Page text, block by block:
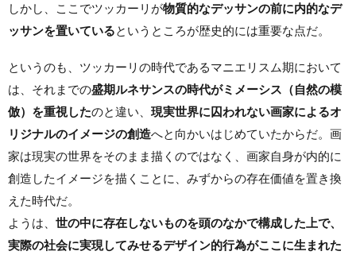
しかし、ここでツッカーリが物質的なデッサンの前に内的なデ
ッサンを置いているというところが歴史的には重要な点だ。
というのも、ツッカーリの時代であるマニエリスム期において
は、それまでの盛期ルネサンスの時代がミメーシス（自然の模
倣）を重視したのと違い、 現実世界に囚われない画家によるオ
リジナルのイメージの創造へと向かいはじめていたからだ。画
家は現実の世界をそのまま描くのではなく、画家自身が内的に
創造したイメージを描くことに、みずからの存在価値を置き換
えた時代だ。
ようは、 世の中に存在しないものを頭のなかで構成した上で、
実際の社会に実現してみせるデザイン的行為がここに生まれた